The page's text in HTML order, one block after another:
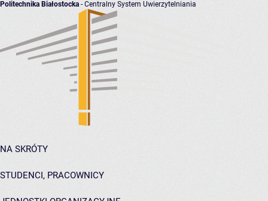
Politechnika Białostocka - Centralny System Uwierzytelniania
NA SKRÓTY
STUDENCI, PRACOWNICY